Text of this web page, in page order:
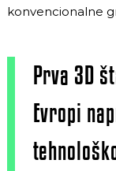
konvencionalne
Prva 3D
Evropi